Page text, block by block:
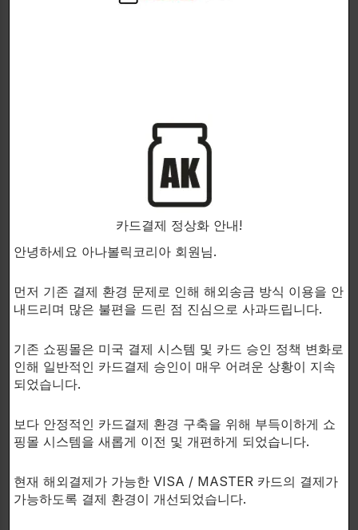
아세틸기와 결합해 흡수율을 높인 글루타
황산화 물질 중 가장 강력하고 우리 몸이 가장 중요하게
사용하는 건 글루타치온(글루타티온)입니다.
독성 물질에 중독된 간 해독에 사용할 정도로 항산화 및
해독 효과가 뛰어나기 때문입니다.
S-Acetyl L-Glutathione은 쉽게 말해 아세틸 L-글루타
치온입니다.
영양제에 관심 많으신 분들께는 익숙한 이름일 겁니다.
아세틸 L-카르니틴은 카르니틴에 아세틸기를 붙여 흡수
카드결제 정상화 안내!
안녕하세요 아나볼릭코리아 회원님.
먼저 기존 결제 환경 문제로 인해 해외송금 방식 이용을 안
내드리며 많은 불편을 드린 점 진심으로 사과드립니다.
기존 쇼핑몰은 미국 결제 시스템 및 카드 승인 정책 변화로
인해 일반적인 카드결제 승인이 매우 어려운 상황이 지속
되었습니다.
보다 안정적인 카드결제 환경 구축을 위해 부득이하게 쇼
핑몰 시스템을 새롭게 이전 및 개편하게 되었습니다.
현재 해외결제가 가능한 VISA / MASTER 카드의 결제가
가능하도록 결제 환경이 개선되었습니다.